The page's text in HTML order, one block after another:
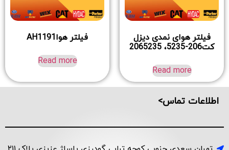
فیلتر هوای نمدی دیزل
کت206-5235، 2065235
Read more
فیلتر هواAH1191
Read more
اطلاعات تماس>